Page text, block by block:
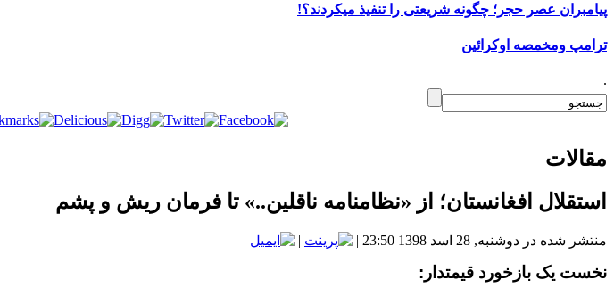
پیامبران عصر حجر؛ چگونه شریعتی را تنفیذ میکردند؟!
ترامپ ومخمصه اوکرائین
.
مقالات
استقلال افغانستان؛ از «نظامنامه ناقلین..» تا فرمان ریش و پشم
منتشر شده در دوشنبه, 28 اسد 1398 23:50 |
|
نخست یک بازخورد قیمتدار: